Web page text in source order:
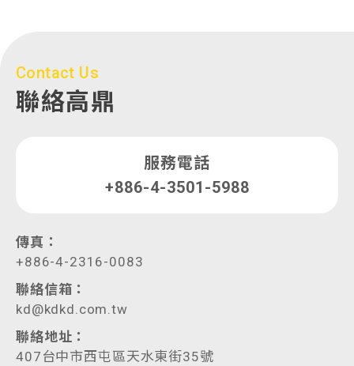
Contact Us
聯絡高鼎
服務電話
+886-4-3501-5988
傳真：
+886-4-2316-0083
聯絡信箱：
kd@kdkd.com.tw
聯絡地址：
407台中市西屯區天水東街35號